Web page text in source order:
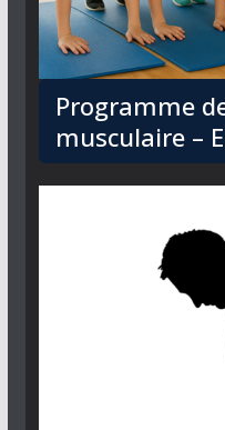
Programme
musculaire –